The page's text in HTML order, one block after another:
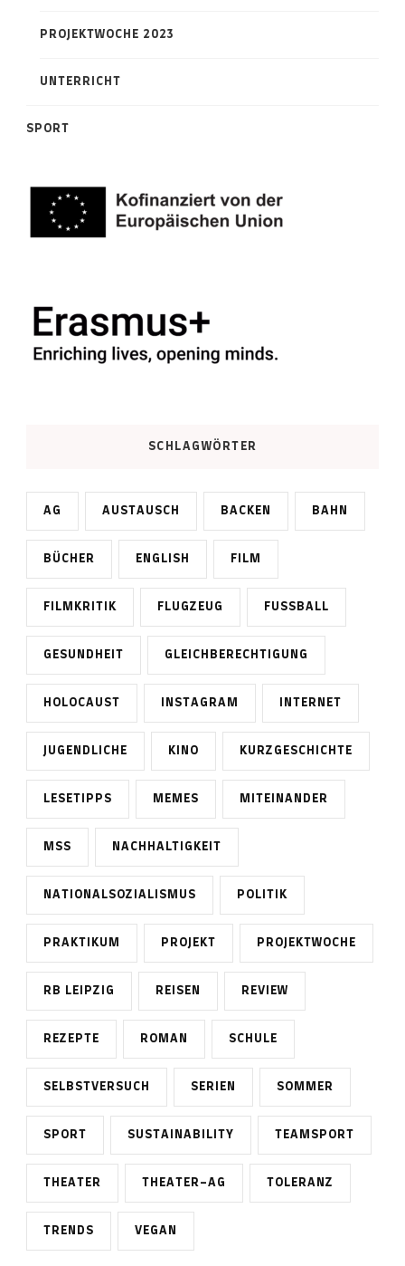
PROJEKTWOCHE 2023
UNTERRICHT
SPORT
SCHLAGWÖRTER
AG AUSTAUSCH BACKEN BAHN
BÜCHER ENGLISH FILM
FILMKRITIK FLUGZEUG FUSSBALL
GESUNDHEIT GLEICHBERECHTIGUNG
HOLOCAUST INSTAGRAM INTERNET
JUGENDLICHE KINO KURZGESCHICHTE
LESETIPPS MEMES MITEINANDER
MSS NACHHALTIGKEIT
NATIONALSOZIALISMUS POLITIK
PRAKTIKUM PROJEKT PROJEKTWOCHE
RB LEIPZIG REISEN REVIEW
REZEPTE ROMAN SCHULE
SELBSTVERSUCH SERIEN SOMMER
SPORT SUSTAINABILITY TEAMSPORT
THEATER THEATER-AG TOLERANZ
TRENDS VEGAN